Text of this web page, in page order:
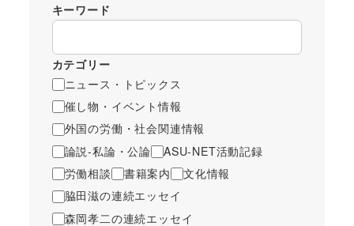
キーワード
カテゴリー
ニュース・トピックス
催し物・イベント情報
外国の労働・社会関連情報
論説-私論・公論
ASU-NET活動記録
労働相談
書籍案内
文化情報
脇田滋の連続エッセイ
森岡孝二の連続エッセイ